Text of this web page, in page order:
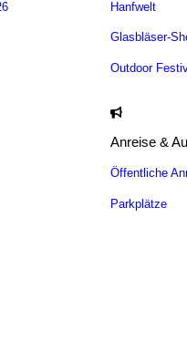
Hanfwelt
Glasbläser-
Outdoor
Anreise &
Öffentliche
Parkplätze